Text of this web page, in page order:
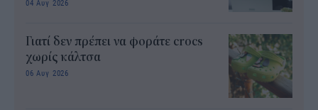
04 Αυγ 2026
Γιατί δεν πρέπει να φοράτε crocs
χωρίς κάλτσα
06 Αυγ 2026